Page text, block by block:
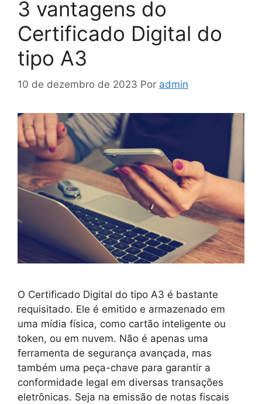
3 vantagens do
Certificado Digital do
tipo A3
10 de dezembro de 2023 Por admin
O Certificado Digital do tipo A3 é bastante
requisitado. Ele é emitido e armazenado em
uma mídia física, como cartão inteligente ou
token, ou em nuvem. Não é apenas uma
ferramenta de segurança avançada, mas
também uma peça-chave para garantir a
conformidade legal em diversas transações
eletrônicas. Seja na emissão de notas fiscais